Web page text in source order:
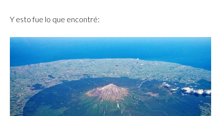
Y esto fue lo que encontré: